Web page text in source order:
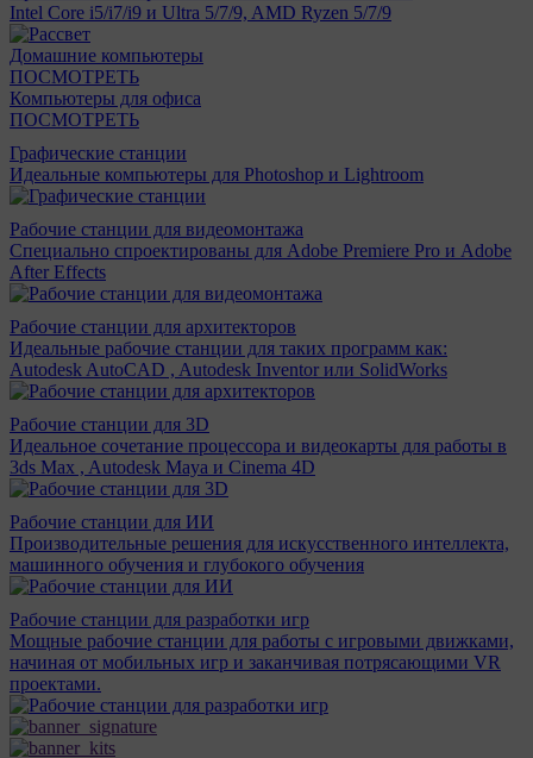
Intel Core i5/i7/i9 и Ultra 5/7/9, AMD Ryzen 5/7/9
Домашние компьютеры
ПОСМОТРЕТЬ
Компьютеры для офиса
ПОСМОТРЕТЬ
Графические станции
Идеальные компьютеры для Photoshop и Lightroom
Рабочие станции для видеомонтажа
Специально спроектированы для Adobe Premiere Pro и Adobe
After Effects
Рабочие станции для архитекторов
Идеальные рабочие станции для таких программ как:
Autodesk AutoCAD , Autodesk Inventor или SolidWorks
Рабочие станции для 3D
Идеальное сочетание процессора и видеокарты для работы в
3ds Max , Autodesk Maya и Cinema 4D
Рабочие станции для ИИ
Производительные решения для искусственного интеллекта,
машинного обучения и глубокого обучения
Рабочие станции для разработки игр
Мощные рабочие станции для работы с игровыми движками,
начиная от мобильных игр и заканчивая потрясающими VR
проектами.